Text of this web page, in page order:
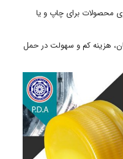
محصولات برای چاپ و یا
هزینه کم و سهولت در حمل